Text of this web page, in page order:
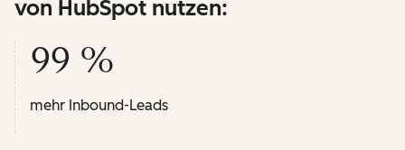
von HubSpot nutzen:
99 %
mehr Inbound-Leads